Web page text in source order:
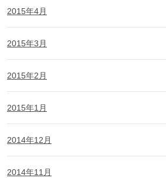
2015年4月
2015年3月
2015年2月
2015年1月
2014年12月
2014年11月